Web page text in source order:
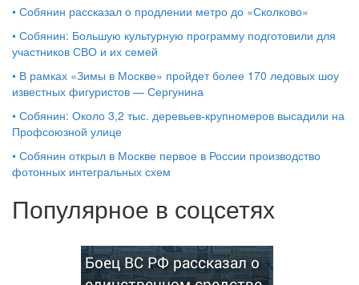
• Собянин рассказал о продлении метро до «Сколково»
• Собянин: Большую культурную программу подготовили для
участников СВО и их семей
• В рамках «Зимы в Москве» пройдет более 170 ледовых шоу
известных фигуристов — Сергунина
• Собянин: Около 3,2 тыс. деревьев-крупномеров высадили на
Профсоюзной улице
• Собянин открыл в Москве первое в России производство
фотонных интегральных схем
Популярное в соцсетях
Боец ВС РФ рассказал о